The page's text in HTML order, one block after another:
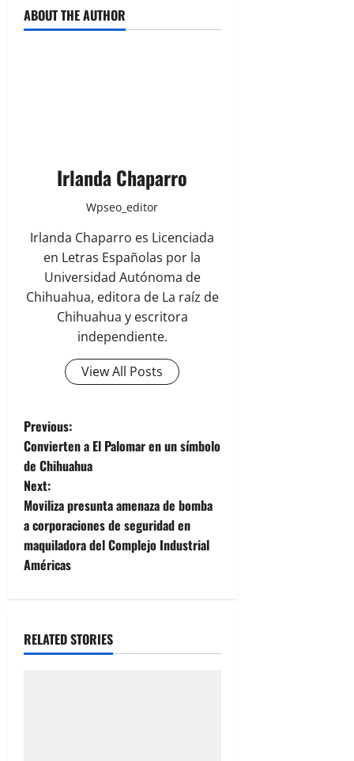
ABOUT THE AUTHOR
Irlanda Chaparro
Wpseo_editor
Irlanda Chaparro es Licenciada
en Letras Españolas por la
Universidad Autónoma de
Chihuahua, editora de La raíz de
Chihuahua y escritora
independiente.
View All Posts
P
o
s
t
n
v
i
Previous:
Convierten a El Palomar en un símbolo
de Chihuahua
Next:
Moviliza presunta amenaza de bomba
a corporaciones de seguridad en
maquiladora del Complejo Industrial
Américas
RELATED STORIES